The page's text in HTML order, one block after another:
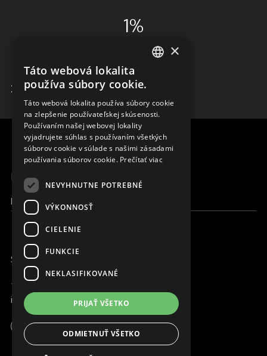
1%
ADMINISTRÁCIA
ZISTIŤ VIAC
MENU
Moja Magna
SME ONLINE
+421 917 827 827
info@magna.org
CZECH
FRENCH
×
Táto webová lokalita
používa súbory cookie.
Táto webová lokalita používa súbory cookie
na zlepšenie používateľskej skúsenosti.
Používaním našej webovej lokality
vyjadrujete súhlas s používaním všetkých
súborov cookie v súlade s našimi zásadami
používania súborov cookie. Prečítať viac
NEVYHNUTNE POTREBNÉ
VÝKONNOSŤ
CIELENIE
FUNKCIE
NEKLASIFIKOVANÉ
PRIJAŤ VŠETKO
ODMIETNUŤ VŠETKO